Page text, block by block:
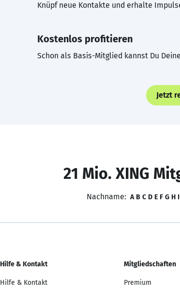
Knüpf neue Kontakte und erhalte
Kostenlos profitieren
Schon als Basis-Mitglied kannst Du
Jetzt
21 Mio. XING
Nachname: A B C D E F G H I
Hilfe & Kontakt
Hilfe & Kontakt
Mitgliedschaften
Premium